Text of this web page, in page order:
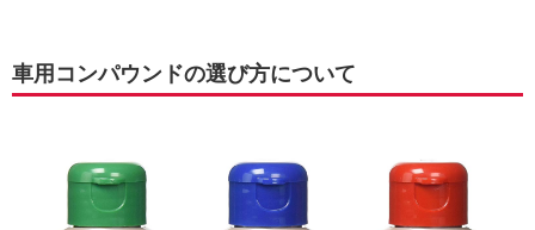
車用コンパウンドの選び方について